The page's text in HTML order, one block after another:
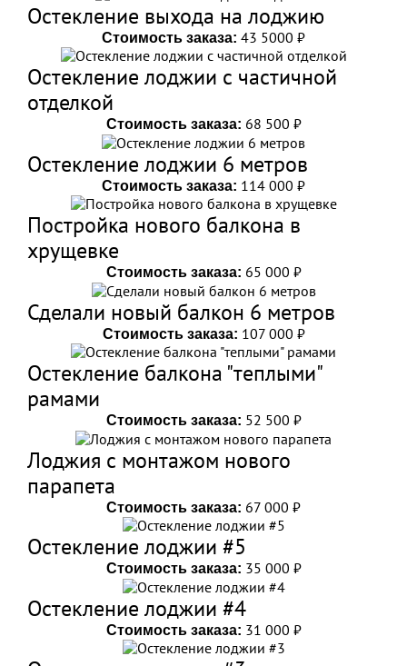
Остекление выхода на лоджию
Стоимость заказа: 43 5000 ₽
Остекление лоджии с частичной
отделкой
Стоимость заказа: 68 500 ₽
Остекление лоджии 6 метров
Стоимость заказа: 114 000 ₽
Постройка нового балкона в
хрущевке
Стоимость заказа: 65 000 ₽
Сделали новый балкон 6 метров
Стоимость заказа: 107 000 ₽
Остекление балкона "теплыми"
рамами
Стоимость заказа: 52 500 ₽
Лоджия с монтажом нового
парапета
Стоимость заказа: 67 000 ₽
Остекление лоджии #5
Стоимость заказа: 35 000 ₽
Остекление лоджии #4
Стоимость заказа: 31 000 ₽